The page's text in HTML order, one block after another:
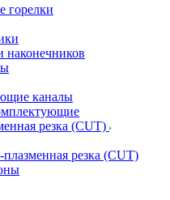
горелки
наконечников
каналы
резка (CUT)
резка (CUT)